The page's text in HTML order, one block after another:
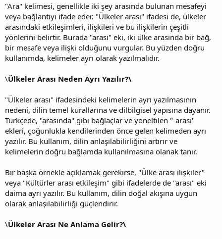
"Ara" kelimesi, genellikle iki şey arasında bulunan mesafeyi
veya bağlantıyı ifade eder. "Ülkeler arası" ifadesi de, ülkeler
arasındaki etkileşimleri, ilişkileri ve bu ilişkilerin çeşitli
yönlerini belirtir. Burada "arası" eki, iki ülke arasında bir bağ,
bir mesafe veya ilişki olduğunu vurgular. Bu yüzden doğru
kullanımda, kelimeler ayrı olarak yazılmalıdır.
\Ülkeler Arası Neden Ayrı Yazılır?\
"Ülkeler arası" ifadesindeki kelimelerin ayrı yazılmasının
nedeni, dilin temel kurallarına ve dilbilgisel yapısına dayanır.
Türkçede, "arasında" gibi bağlaçlar ve yöneltilen "-arası"
ekleri, çoğunlukla kendilerinden önce gelen kelimeden ayrı
yazılır. Bu kullanım, dilin anlaşılabilirliğini artırır ve
kelimelerin doğru bağlamda kullanılmasına olanak tanır.
Bir başka örnekle açıklamak gerekirse, "Ülke arası ilişkiler"
veya "Kültürler arası etkileşim" gibi ifadelerde de "arası" eki
daima ayrı yazılır. Bu kullanım, dilin doğal akışına uygun
olarak anlaşılabilirliği güçlendirir.
\Ülkeler Arası Ne Anlama Gelir?\